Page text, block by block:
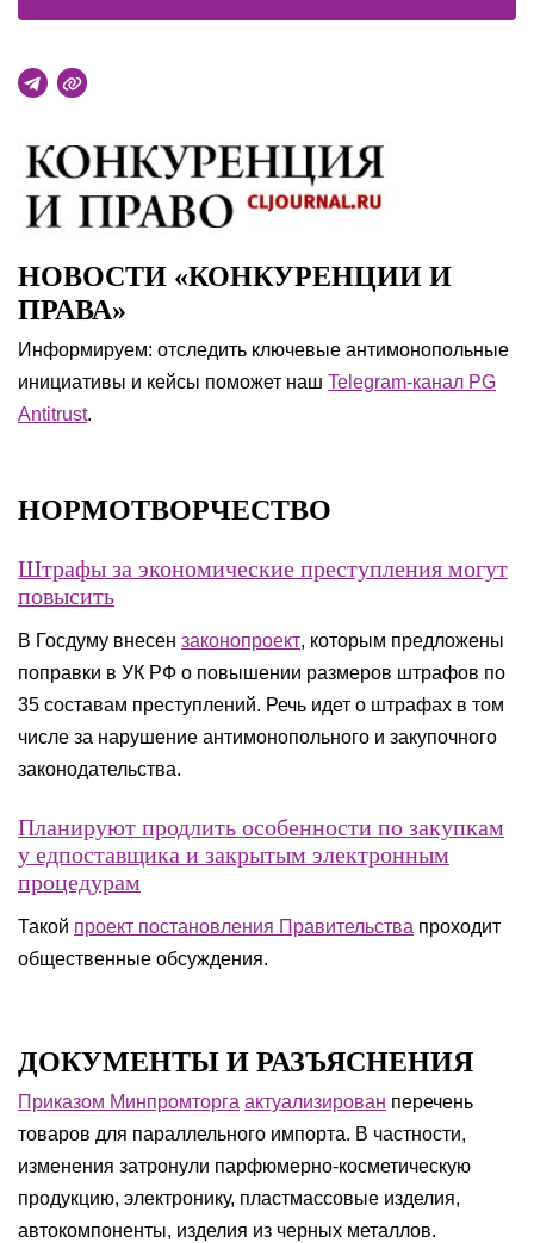
НОВОСТИ «КОНКУРЕНЦИИ И
ПРАВА»
Информируем: отследить ключевые антимонопольные
инициативы и кейсы поможет наш Telegram-канал PG
Antitrust.
НОРМОТВОРЧЕСТВО
Штрафы за экономические преступления могут
повысить
В Госдуму внесен законопроект, которым предложены
поправки в УК РФ о повышении размеров штрафов по
35 составам преступлений. Речь идет о штрафах в том
числе за нарушение антимонопольного и закупочного
законодательства.
Планируют продлить особенности по закупкам
у едпоставщика и закрытым электронным
процедурам
Такой проект постановления Правительства проходит
общественные обсуждения.
ДОКУМЕНТЫ И РАЗЪЯСНЕНИЯ
Приказом Минпромторга актуализирован перечень
товаров для параллельного импорта. В частности,
изменения затронули парфюмерно-косметическую
продукцию, электронику, пластмассовые изделия,
автокомпоненты, изделия из черных металлов.